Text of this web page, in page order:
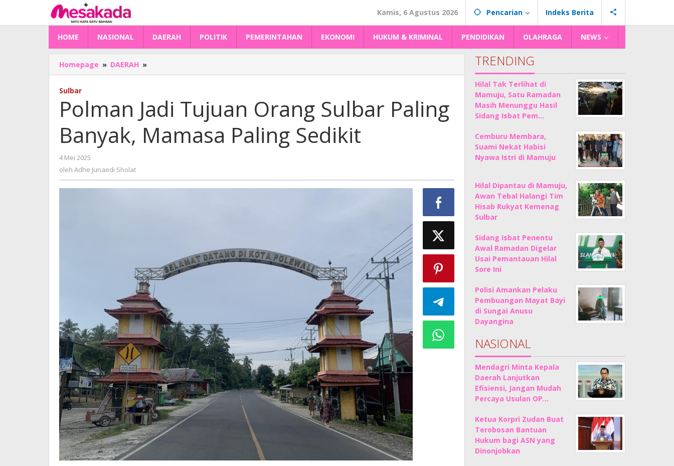
konten
Kamis, 6 Agustus 2026 Pencarian Indeks Berita
HOME NASIONAL DAERAH POLITIK PEMERINTAHAN EKONOMI HUKUM & KRIMINAL PENDIDIKAN OLAHRAGA NEWS
Homepage » DAERAH »
Jadi
Sulbar
Paling
Banyak,
Mamasa
Sulbar
Polman Jadi Tujuan Orang Sulbar Paling
Banyak, Mamasa Paling Sedikit
4 Mei 2025
oleh Adhe Junaedi Sholat
TRENDING
Hilal Tak Terlihat di
Mamuju, Satu Ramadan
Masih Menunggu Hasil
Sidang Isbat Pem…
Cemburu Membara,
Suami Nekat Habisi
Nyawa Istri di Mamuju
Hilal Dipantau di Mamuju,
Awan Tebal Halangi Tim
Hisab Rukyat Kemenag
Sulbar
Sidang Isbat Penentu
Awal Ramadan Digelar
Usai Pemantauan Hilal
Sore Ini
Polisi Amankan Pelaku
Pembuangan Mayat Bayi
di Sungai Anusu
Dayangina
NASIONAL
Mendagri Minta Kepala
Daerah Lanjutkan
Efisiensi, Jangan Mudah
Percaya Usulan OP…
Ketua Korpri Zudan Buat
Terobosan Bantuan
Hukum bagi ASN yang
Dinonjobkan